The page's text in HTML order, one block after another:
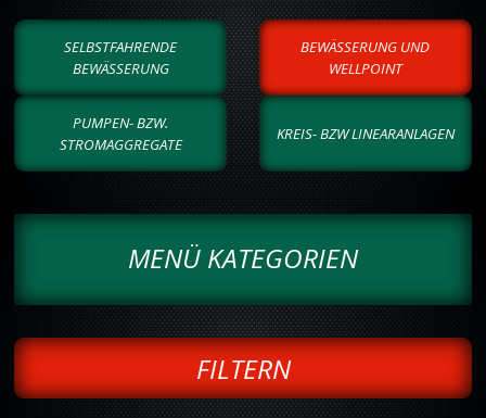
SELBSTFAHRENDE
BEWÄSSERUNG
BEWÄSSERUNG UND
WELLPOINT
PUMPEN- BZW.
STROMAGGREGATE
KREIS- BZW LINEARANLAGEN
MENÜ KATEGORIEN
FILTERN